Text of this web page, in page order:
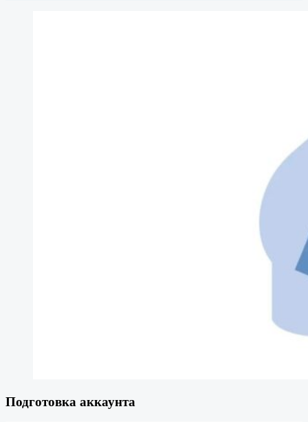
Подготовка аккаунта